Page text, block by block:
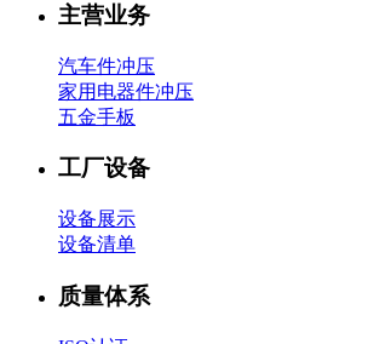
主营业务
汽车件冲压
家用电器件冲压
五金手板
工厂设备
设备展示
设备清单
质量体系